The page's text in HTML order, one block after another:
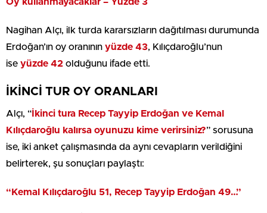
Nagihan Alçı, ilk turda kararsızların dağıtılması durumunda
Erdoğan’ın oy oranının yüzde 43, Kılıçdaroğlu’nun
ise yüzde 42 olduğunu ifade etti.
İKİNCİ TUR OY ORANLARI
Alçı, “ İkinci tura Recep Tayyip Erdoğan ve Kemal
Kılıçdaroğlu kalırsa oyunuzu kime verirsiniz?” sorusuna
ise, iki anket çalışmasında da aynı cevapların verildiğini
belirterek, şu sonuçları paylaştı:
“Kemal Kılıçdaroğlu 51, Recep Tayyip Erdoğan 49…”